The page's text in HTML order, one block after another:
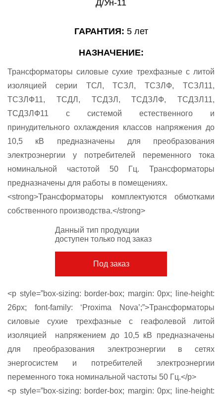
Д/Ун-11
ГАРАНТИЯ: 5 лет
НАЗНАЧЕНИЕ:
Трансформаторы силовые сухие трехфазные с литой
изоляцией серии ТСЛ, ТСЗЛ, ТСЗЛФ, ТСЗЛ11,
ТСЗЛФ11, ТСДЛ, ТСДЗЛ, ТСДЗЛФ, ТСДЗЛ11,
ТСДЗЛФ11 с системой естественного и
принудительного охлаждения классов напряжения до
10,5 кВ предназначены для преобразования
электроэнергии у потребителей переменного тока
номинальной частотой 50 Гц. Трансформаторы
предназначены для работы в помещениях.
<strong>Трансформаторы комплектуются обмотками
собственного производства.</strong>
Данный тип продукции
доступен только под заказ
Под заказ
<p style=”box-sizing: border-box; margin: 0px; line-height:
26px; font-family: ‘Proxima Nova’;”>Трансформаторы
силовые сухие трехфазные с геафолевой литой
изоляцией напряжением до 10,5 кВ предназначены
для преобразования электроэнергии в сетях
энергосистем и потребителей электроэнергии
переменного тока номинальной частоты 50 Гц.</p>
<p style=”box-sizing: border-box; margin: 0px; line-height: